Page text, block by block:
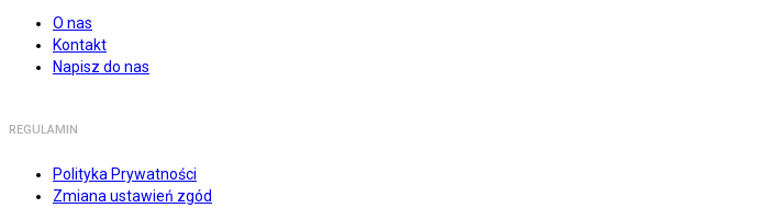
O nas
Kontakt
Napisz do nas
REGULAMIN
Polityka Prywatności
Zmiana ustawień zgód